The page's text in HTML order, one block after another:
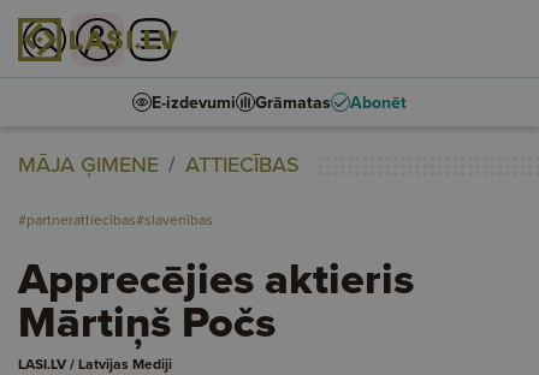
E-izdevumi Grāmatas Abonēt
MĀJA ĢIMENE ATTIECĪBAS
#partnerattiecības#slavenības
Apprecējies aktieris
Mārtiņš Počs
LASI.LV / Latvijas Mediji